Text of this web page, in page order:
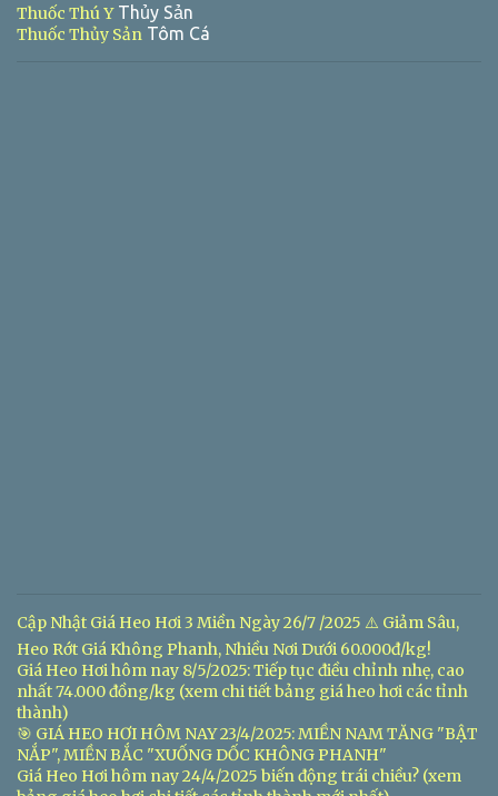
Thuốc Thú YThủy Sản
Thuốc Thủy Sản Tôm Cá
Cập Nhật Giá Heo Hơi 3 Miền Ngày 26/7 /2025 ⚠️ Giảm Sâu,
Heo Rớt Giá Không Phanh, Nhiều Nơi Dưới 60.000đ/kg!
Giá Heo Hơi hôm nay 8/5/2025: Tiếp tục điều chỉnh nhẹ, cao
nhất 74.000 đồng/kg (xem chi tiết bảng giá heo hơi các tỉnh
thành)
🎯 GIÁ HEO HƠI HÔM NAY 23/4/2025: MIỀN NAM TĂNG "BẬT
NẮP", MIỀN BẮC "XUỐNG DỐC KHÔNG PHANH"
Giá Heo Hơi hôm nay 24/4/2025 biến động trái chiều? (xem